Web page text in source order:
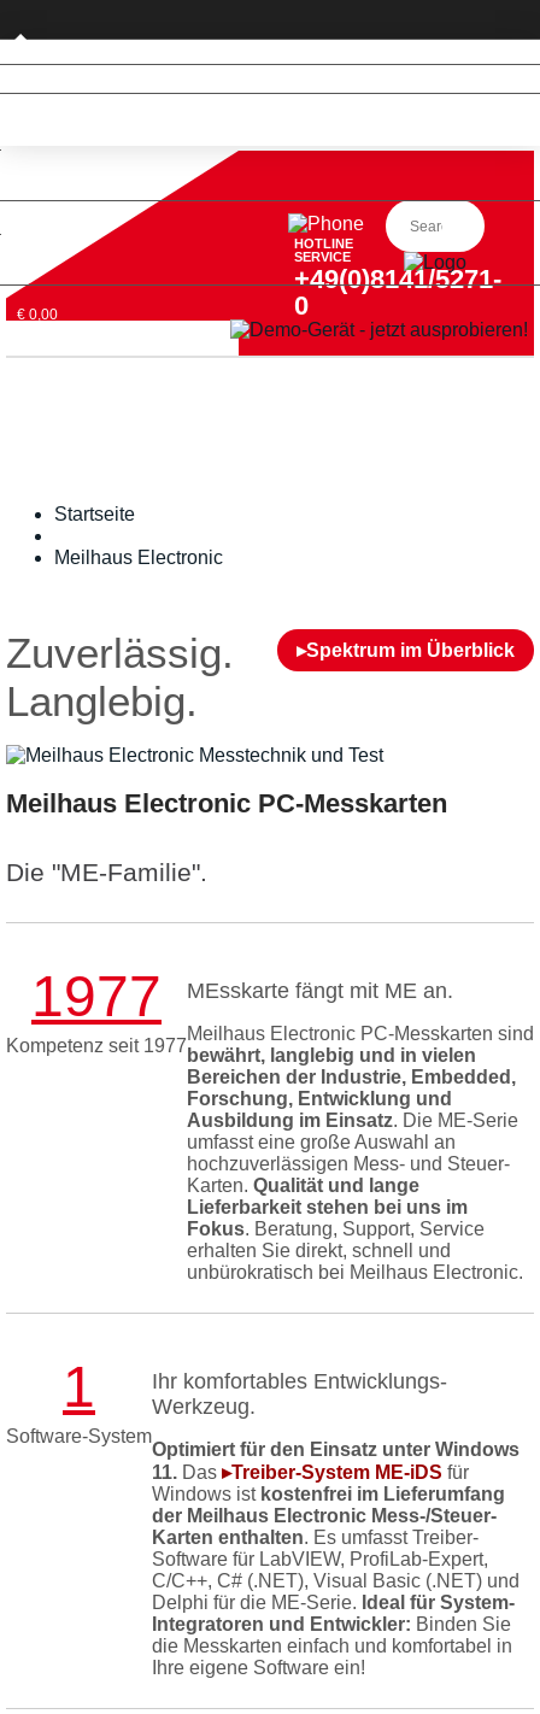
Privatkunde (nur DE)
€ 0,00
HOTLINE
SERVICE
+49(0)8141/5271-
0
Startseite
Meilhaus Electronic
▸Spektrum im Überblick
Zuverlässig.
Langlebig.
Meilhaus Electronic PC-Messkarten
Die "ME-Familie".
1977
Kompetenz seit 1977
MEsskarte fängt mit ME an.
Meilhaus Electronic PC-Messkarten sind
bewährt, langlebig und in vielen
Bereichen der Industrie, Embedded,
Forschung, Entwicklung und
Ausbildung im Einsatz. Die ME-Serie
umfasst eine große Auswahl an
hochzuverlässigen Mess- und Steuer-
Karten. Qualität und lange
Lieferbarkeit stehen bei uns im
Fokus. Beratung, Support, Service
erhalten Sie direkt, schnell und
unbürokratisch bei Meilhaus Electronic.
1
Software-System
Ihr komfortables Entwicklungs-
Werkzeug.
Optimiert für den Einsatz unter Windows
11. Das ▸Treiber-System ME-iDS für
Windows ist kostenfrei im Lieferumfang
der Meilhaus Electronic Mess-/Steuer-
Karten enthalten. Es umfasst Treiber-
Software für LabVIEW, ProfiLab-Expert,
C/C++, C# (.NET), Visual Basic (.NET) und
Delphi für die ME-Serie. Ideal für System-
Integratoren und Entwickler: Binden Sie
die Messkarten einfach und komfortabel in
Ihre eigene Software ein!